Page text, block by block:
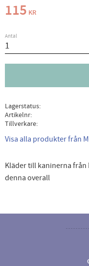
115 KR
Antal
Lagerstatus
Artikelnr
Tillverkare
Visa alla produkter från
Kläder till kaninerna från
denna overall